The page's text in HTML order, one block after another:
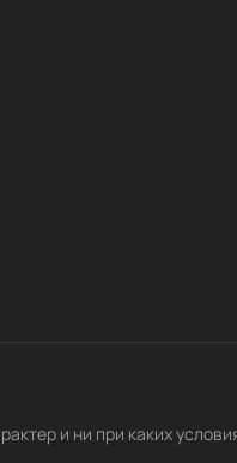
и ни при каких